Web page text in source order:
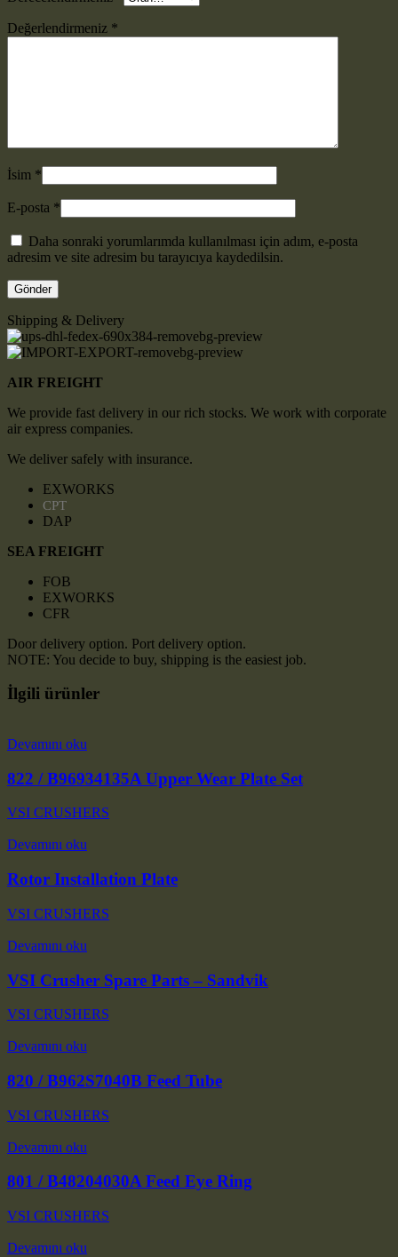
Değerlendirmeniz *
İsim *
E-posta *
Daha sonraki yorumlarımda kullanılması için adım, e-posta
adresim ve site adresim bu tarayıcıya kaydedilsin.
Shipping & Delivery
AIR FREIGHT
We provide fast delivery in our rich stocks. We work with corporate
air express companies.
We deliver safely with insurance.
EXWORKS
CPT
DAP
SEA FREIGHT
FOB
EXWORKS
CFR
Door delivery option. Port delivery option.
NOTE: You decide to buy, shipping is the easiest job.
İlgili ürünler
Devamını oku
822 / B96934135A Upper Wear Plate Set
VSI CRUSHERS
Devamını oku
Rotor Installation Plate
VSI CRUSHERS
Devamını oku
VSI Crusher Spare Parts – Sandvik
VSI CRUSHERS
Devamını oku
820 / B962S7040B Feed Tube
VSI CRUSHERS
Devamını oku
801 / B48204030A Feed Eye Ring
VSI CRUSHERS
Devamını oku